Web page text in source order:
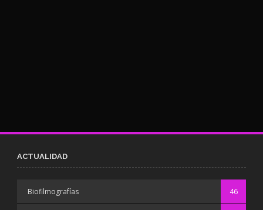
ACTUALIDAD
Biofilmografías 46